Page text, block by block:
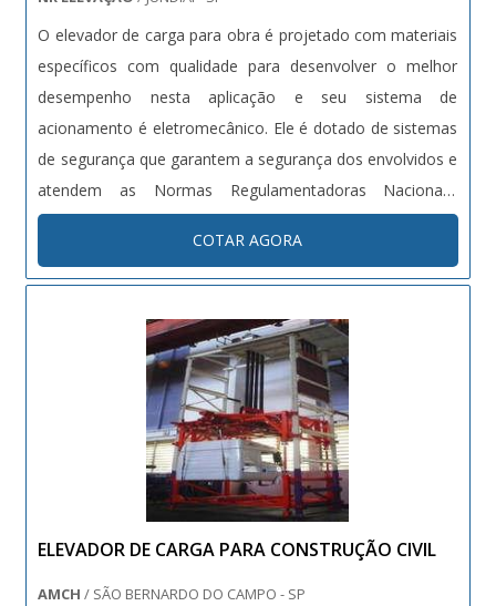
O elevador de carga para obra é projetado com materiais
específicos com qualidade para desenvolver o melhor
desempenho nesta aplicação e seu sistema de
acionamento é eletromecânico. Ele é dotado de sistemas
de segurança que garantem a segurança dos envolvidos e
atendem as Normas Regulamentadoras Nacionais.
Especificações do produto: Capacidade máxima: até 4
toneladas; L x P x A: 1,30 x 3,0 x 2,0; Velocidade de
Elevação: até 30 m min. Mater....
COTAR AGORA
ELEVADOR DE CARGA PARA CONSTRUÇÃO CIVIL
AMCH / SÃO BERNARDO DO CAMPO - SP